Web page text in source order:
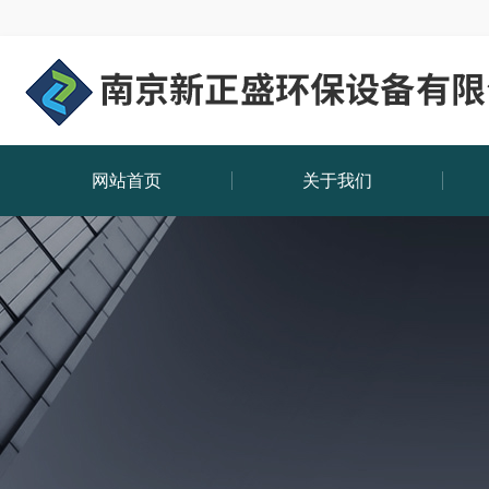
网站首页 关于我们